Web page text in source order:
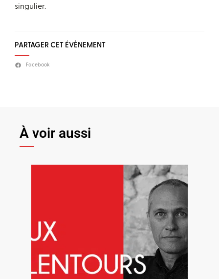
singulier.
PARTAGER CET ÉVÈNEMENT
Facebook
À voir aussi